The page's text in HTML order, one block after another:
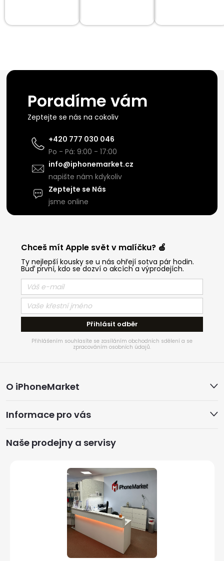
Poradíme vám
Zeptejte se nás na cokoliv
+420 777 030 046
Po - Pá: 9:00 - 17:00
info@iphonemarket.cz
napište nám kdykoliv
Zeptejte se Nás
jsme online
Chceš mít Apple svět v malíčku? 🍏
Ty nejlepší kousky se u nás ohřejí sotva pár hodin.
Buď první, kdo se dozví o akcích a výprodejích.
Přihlásit odběr
Přihlášením souhlasíte se zasíláním obchodních sdělení a se
zpracováním osobních údajů.
á
p
a
O iPhoneMarket
Informace pro vás
Naše prodejny a servisy